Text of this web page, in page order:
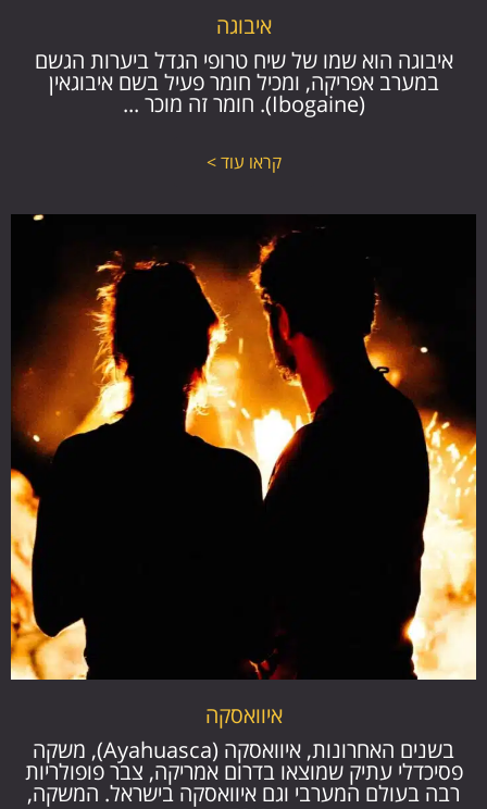
איבוגה
איבוגה הוא שמו של שיח טרופי הגדל ביערות הגשם
במערב אפריקה, ומכיל חומר פעיל בשם איבוגאין
(Ibogaine). חומר זה מוכר ...
קראו עוד >
איוואסקה
בשנים האחרונות, איוואסקה (Ayahuasca), משקה
פסיכדלי עתיק שמוצאו בדרום אמריקה, צבר פופולריות
רבה בעולם המערבי וגם איוואסקה בישראל. המשקה,